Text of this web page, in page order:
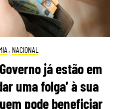
, NACIONAL
já estão em
uma folga’ à sua
pode beneficiar